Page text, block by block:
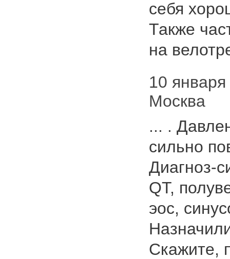
себя
Также
на
10
Москва
... .
сильно
Диагноз-
QT,
эос,
Скажите,